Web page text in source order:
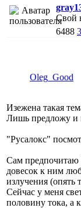
Свой
6488
Oleg_Good
Изежена такая
Лишь предложу и
"Русалокс"
Сам предпочитаю
довесок к ним
излучения (опять
Сейчас у меня
половину тока, а